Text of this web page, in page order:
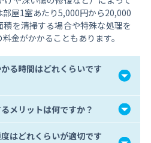
屋1室あたり5,000円から20,000
を清掃する場合や特殊な処理を
金がかかることもあります。
る時間はどれくらいです
メリットは何ですか？
はどれくらいが適切です